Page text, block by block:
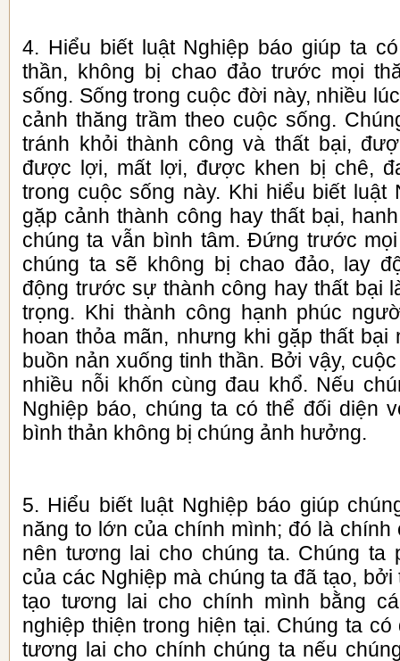
4. Hiểu biết luật Nghiệp báo giúp ta
thần, không bị chao đảo trước mọi
sống. Sống trong cuộc đời này, nhiều
cảnh thăng trầm theo cuộc sống.
tránh khỏi thành công và thất bại,
được lợi, mất lợi, được khen bị chê,
trong cuộc sống này. Khi hiểu biết luật
gặp cảnh thành công hay thất bại,
chúng ta vẫn bình tâm. Đứng trước
chúng ta sẽ không bị chao đảo, lay
động trước sự thành công hay thất bại
trọng. Khi thành công hạnh phúc
hoan thỏa mãn, nhưng khi gặp thất
buồn nản xuống tinh thần. Bởi vậy,
nhiều nỗi khốn cùng đau khổ. Nếu
Nghiệp báo, chúng ta có thể đối diện
bình thản không bị chúng ảnh hưởng.
5. Hiểu biết luật Nghiệp báo giúp
năng to lớn của chính mình; đó là chính
nên tương lai cho chúng ta. Chúng ta
của các Nghiệp mà chúng ta đã tạo,
tạo tương lai cho chính mình bằng
nghiệp thiện trong hiện tại. Chúng ta
tương lai cho chính chúng ta nếu